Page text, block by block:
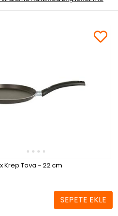
Krep Tava - 22 cm
SEPETE EKLE